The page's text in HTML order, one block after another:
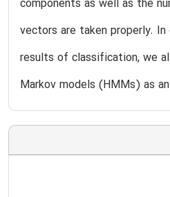
components as well as the
vectors are taken properly.
results of classification, we
Markov models (HMMs) as